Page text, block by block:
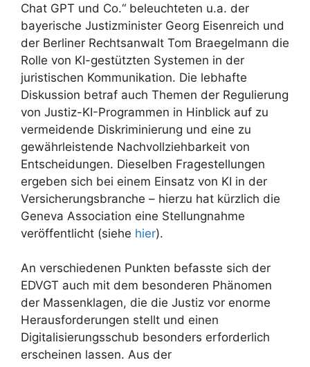
Chat GPT und Co.“ beleuchteten u.a. der
bayerische Justizminister Georg Eisenreich und
der Berliner Rechtsanwalt Tom Braegelmann die
Rolle von KI-gestützten Systemen in der
juristischen Kommunikation. Die lebhafte
Diskussion betraf auch Themen der Regulierung
von Justiz-KI-Programmen in Hinblick auf zu
vermeidende Diskriminierung und eine zu
gewährleistende Nachvollziehbarkeit von
Entscheidungen. Dieselben Fragestellungen
ergeben sich bei einem Einsatz von KI in der
Versicherungsbranche – hierzu hat kürzlich die
Geneva Association eine Stellungnahme
veröffentlicht (siehe hier).
An verschiedenen Punkten befasste sich der
EDVGT auch mit dem besonderen Phänomen
der Massenklagen, die die Justiz vor enorme
Herausforderungen stellt und einen
Digitalisierungsschub besonders erforderlich
erscheinen lassen. Aus der